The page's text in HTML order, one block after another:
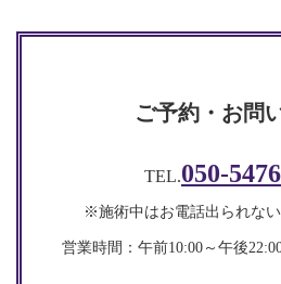
ご予約・お問
TEL.050-
※施術中はお電話出られな
営業時間：午前10:00～午後